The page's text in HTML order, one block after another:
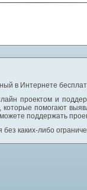
в Интернете
проектом и
помогают
поддержать
без каких-либо